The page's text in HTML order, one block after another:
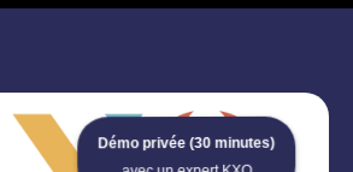
Démo privée (30 minutes)